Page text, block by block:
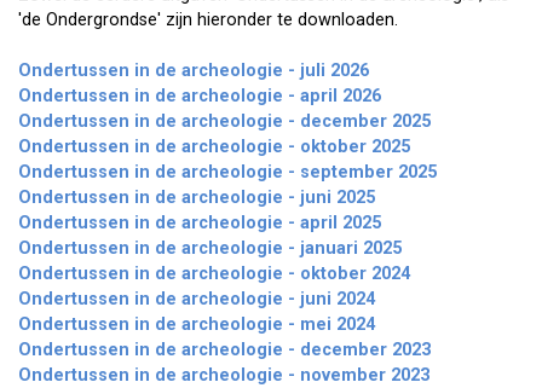
'de Ondergrondse' zijn hieronder te downloaden.
Ondertussen in de archeologie - juli 2026
Ondertussen in de archeologie - april 2026
Ondertussen in de archeologie - december 2025
Ondertussen in de archeologie - oktober 2025
Ondertussen in de archeologie - september 2025
Ondertussen in de archeologie - juni 2025
Ondertussen in de archeologie - april 2025
Ondertussen in de archeologie - januari 2025
Ondertussen in de archeologie - oktober 2024
Ondertussen in de archeologie - juni 2024
Ondertussen in de archeologie - mei 2024
Ondertussen in de archeologie - december 2023
Ondertussen in de archeologie - november 2023